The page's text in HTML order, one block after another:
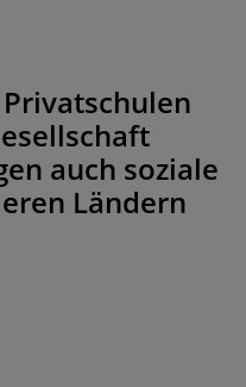
auch soziale
Ländern